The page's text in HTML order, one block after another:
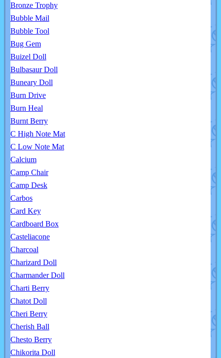
Bronze Trophy
Bubble Mail
Bubble Tool
Bug Gem
Buizel Doll
Bulbasaur Doll
Buneary Doll
Burn Drive
Burn Heal
Burnt Berry
C High Note Mat
C Low Note Mat
Calcium
Camp Chair
Camp Desk
Carbos
Card Key
Cardboard Box
Casteliacone
Charcoal
Charizard Doll
Charmander Doll
Charti Berry
Chatot Doll
Cheri Berry
Cherish Ball
Chesto Berry
Chikorita Doll